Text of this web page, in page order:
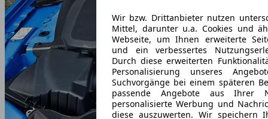
Wir bzw. Drittanbieter nutzen
Mittel, darunter u.a. Cookies und
Webseite, um Ihnen erweiterte
und ein verbessertes
Durch diese erweiterten
Personalisierung unseres
Suchvorgänge bei einem späteren
passende Angebote aus Ihrer
personalisierte Werbung und
diese auszuwerten. Wir speichern